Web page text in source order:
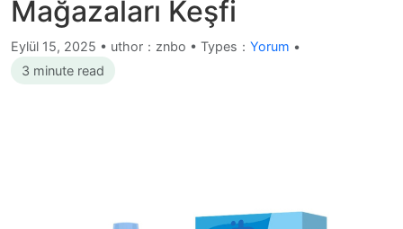
Mağazaları Keşfi
Eylül 15, 2025 • uthor：znbo • Types： Yorum •
3 minute read